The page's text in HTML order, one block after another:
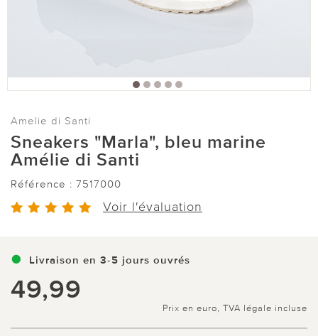
Amelie di Santi
Sneakers "Marla", bleu marine
Amélie di Santi
Référence : 7517000
Voir l'évaluation
Livraison en 3-5 jours ouvrés
49,99
Prix en euro, TVA légale incluse